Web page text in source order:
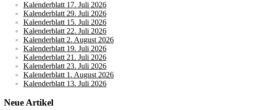
Kalenderblatt 17. Juli 2026
Kalenderblatt 29. Juli 2026
Kalenderblatt 15. Juli 2026
Kalenderblatt 22. Juli 2026
Kalenderblatt 2. August 2026
Kalenderblatt 19. Juli 2026
Kalenderblatt 21. Juli 2026
Kalenderblatt 23. Juli 2026
Kalenderblatt 1. August 2026
Kalenderblatt 13. Juli 2026
Neue Artikel